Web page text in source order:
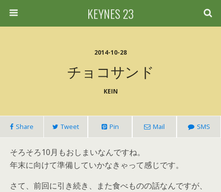
KEYNES 23
2014-10-28
チョコサンド
KEIN
Share Tweet Pin Mail SMS
そろそろ10月もおしまいなんですね。
年末に向けて準備していかなきゃって感じです。
さて、前回に引き続き、また食べものの話なんですが、